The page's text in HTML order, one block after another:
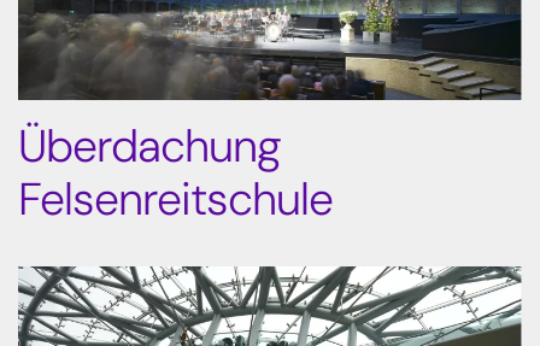
Überdachung
Felsenreitschule